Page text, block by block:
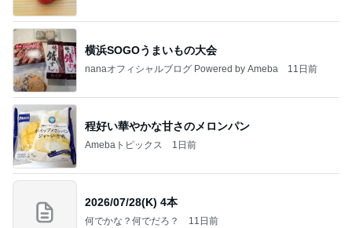
横浜SOGOうまいもの大会
nanaオフィシャルブログ Powered by Ameba 11日前
程好い華やかな甘さのメロンパン
Amebaトピックス 1日前
2026/07/28(K) 4本
何でかな？何でだろ？ 11日前